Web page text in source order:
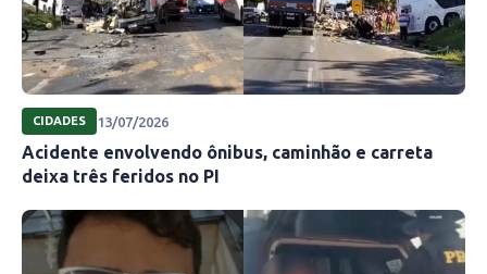
CIDADES 13/07/2026
Acidente envolvendo ônibus, caminhão e carreta
deixa três feridos no PI